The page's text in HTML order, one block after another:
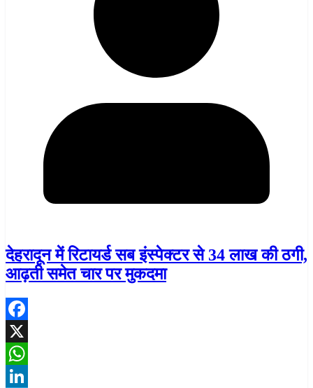
देहरादून में रिटायर्ड सब इंस्पेक्टर से 34 लाख की ठगी,
आढ़ती समेत चार पर मुकदमा
Facebook
X
WhatsApp